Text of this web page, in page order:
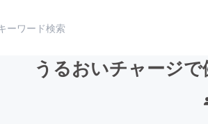
うるおいチャージ